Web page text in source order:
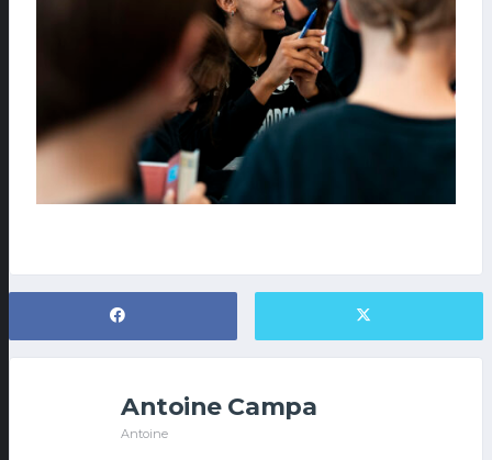
Antoine Campa
Antoine